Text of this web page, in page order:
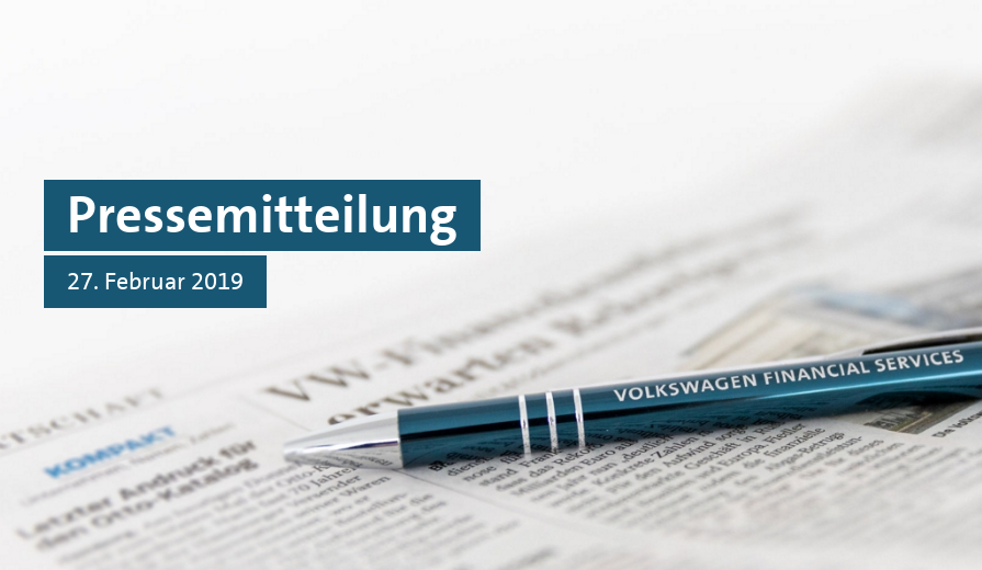
Pressemitteilung
27. Februar 2019